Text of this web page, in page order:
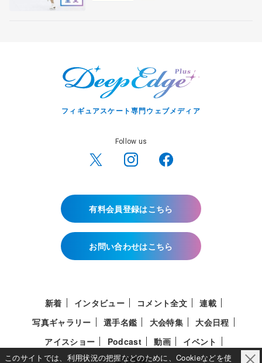
フィギュアスケート専門ウェブメディア
Follow us
有料会員登録はこちら
お問い合わせはこちら
新着 インタビュー コメント全文
連載
写真ギャラリー
選手名鑑 大会特集
大会日程
アイスショー
Podcast 動画
イベント
選手支援
このサイトでは、利用状況の把握などのために、Cookieなどを使